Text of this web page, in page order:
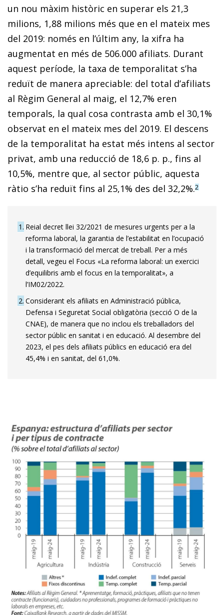
un nou màxim històric en superar els 21,3
milions, 1,88 milions més que en el mateix mes
del 2019: només en l’últim any, la xifra ha
augmentat en més de 506.000 afiliats. Durant
aquest període, la taxa de temporalitat s’ha
reduït de manera apreciable: del total d’afiliats
al Règim General al maig, el 12,7% eren
temporals, la qual cosa contrasta amb el 30,1%
observat en el mateix mes del 2019. El descens
de la temporalitat ha estat més intens al sector
privat, amb una reducció de 18,6 p. p., fins al
10,5%, mentre que, al sector públic, aquesta
ràtio s’ha reduït fins al 25,1% des del 32,2%.2
1 Reial decret llei 32/2021 de mesures urgents per a la
reforma laboral, la garantia de l’estabilitat en l’ocupació
i la transformació del mercat de treball. Per a més
detall, vegeu el Focus «La reforma laboral: un exercici
d’equilibris amb el focus en la temporalitat», a
l’IM02/2022.
2 Considerant els afiliats en Administració pública,
Defensa i Seguretat Social obligatòria (secció O de la
CNAE), de manera que no inclou els treballadors del
sector públic en sanitat i en educació. Al desembre del
2023, el pes dels afiliats públics en educació era del
45,4% i en sanitat, del 61,0%.